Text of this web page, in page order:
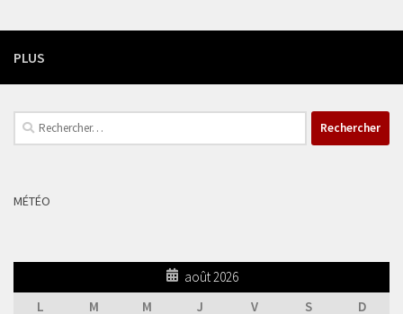
PLUS
Rechercher :
MÉTÉO
août 2026
L
M M J V S D